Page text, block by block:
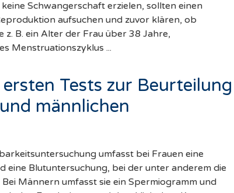
Schwangerschaft erzielen, sollten einen
aufsuchen und zuvor klären, ob
z. B. ein Alter der Frau über 38 Jahre,
Menstruationszyklus ...
Tests zur Beurteilung
männlichen
umfasst bei Frauen eine
eine Blutuntersuchung, bei der unter anderem die
Männern umfasst sie ein Spermiogramm und